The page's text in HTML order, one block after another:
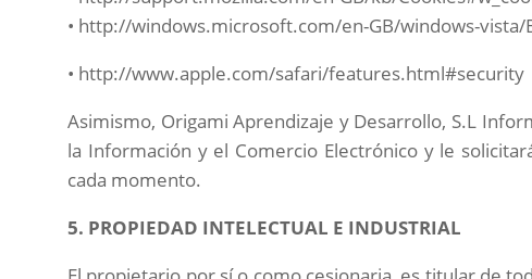
• http://windows.microsoft.com/en-GB/windows-vista/
• http://www.apple.com/safari/features.html#security
Asimismo, Origami Aprendizaje y Desarrollo, S.L
la Información y el Comercio Electrónico y le
cada momento.
5. PROPIEDAD INTELECTUAL E INDUSTRIAL